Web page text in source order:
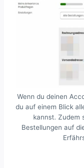
Wenn du deinen
du auf einem Blick
kannst. Zudem
Bestellungen auf